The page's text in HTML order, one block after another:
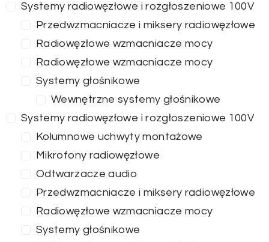
Systemy radiowęzłowe i rozgłoszeniowe 100V
Przedwzmacniacze i miksery radiowęzłowe
Radiowęzłowe wzmacniacze mocy
Radiowęzłowe wzmacniacze mocy
Systemy głośnikowe
Wewnętrzne systemy głośnikowe
Systemy radiowęzłowe i rozgłoszeniowe 100V
Kolumnowe uchwyty montażowe
Mikrofony radiowęzłowe
Odtwarzacze audio
Przedwzmacniacze i miksery radiowęzłowe
Radiowęzłowe wzmacniacze mocy
Systemy głośnikowe